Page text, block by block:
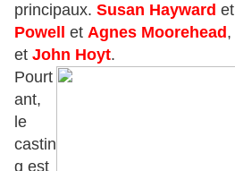
principaux. Susan Hayward et
Powell
et Agnes Moorehead ,
et John Hoyt.
Pourt
ant,
le
castin
g est